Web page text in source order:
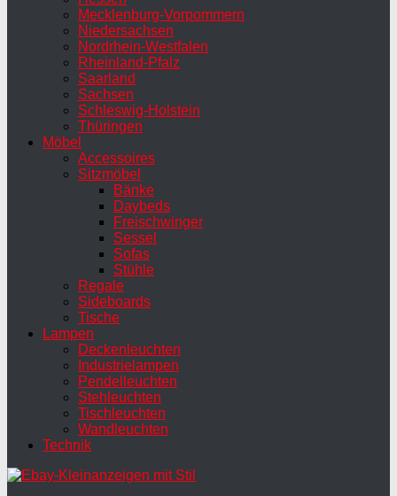
Mecklenburg-Vorpommern
Niedersachsen
Nordrhein-Westfalen
Rheinland-Pfalz
Saarland
Sachsen
Schleswig-Holstein
Thüringen
Möbel
Accessoires
Sitzmöbel
Bänke
Daybeds
Freischwinger
Sessel
Sofas
Stühle
Regale
Sideboards
Tische
Lampen
Deckenleuchten
Industrielampen
Pendelleuchten
Stehleuchten
Tischleuchten
Wandleuchten
Technik